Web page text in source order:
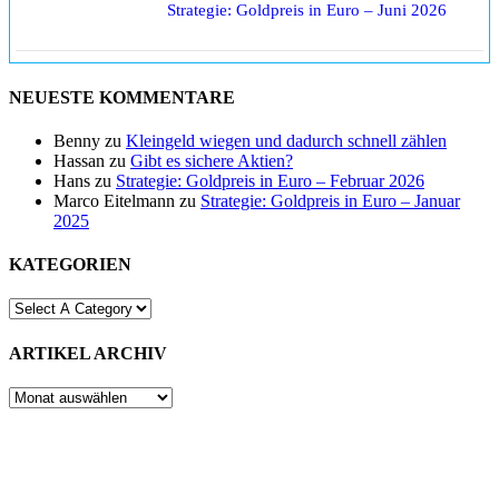
Strategie: Goldpreis in Euro – Juni 2026
NEUESTE KOMMENTARE
Benny zu Kleingeld wiegen und dadurch schnell zählen
Hassan zu Gibt es sichere Aktien?
Hans zu Strategie: Goldpreis in Euro – Februar 2026
Marco Eitelmann zu Strategie: Goldpreis in Euro – Januar
2025
KATEGORIEN
ARTIKEL ARCHIV
ARTIKEL